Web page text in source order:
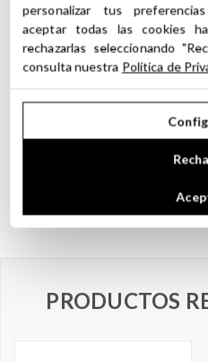
Precauciones y
los Absolutos
No ingerir. No consumo interno.
Recomendados para uso
Evitar el contacto con los ojos y
Evitar en casos de asma,
PRODUCTOS
personalizar tus
aceptar todas las cookies
rechazarlas seleccionando
consulta nuestra Política de